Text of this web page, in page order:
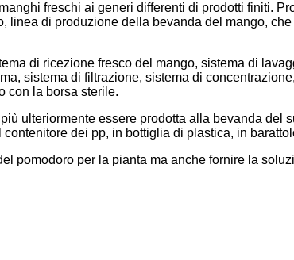
freschi ai generi differenti di prodotti finiti.
linea di produzione della bevanda del mango,
di ricezione fresco del mango, sistema di
sistema di filtrazione, sistema di
con la borsa sterile.
ulteriormente essere prodotta alla bevanda del
dei pp, in bottiglia di plastica, in
pomodoro per la pianta ma anche fornire la